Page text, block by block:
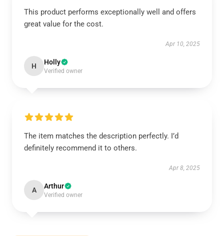
This product performs exceptionally well and offers
great value for the cost.
Apr 10, 2025
H Holly
Verified owner
The item matches the description perfectly. I’d
definitely recommend it to others.
Apr 8, 2025
A Arthur
Verified owner